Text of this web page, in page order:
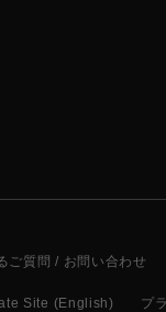
ご質問 / お問い合わせ
Site (English) プ